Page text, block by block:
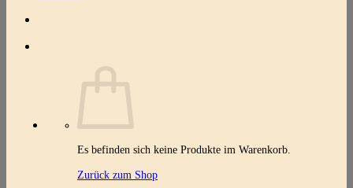
Es befinden sich keine Produkte im Warenkorb.
Zurück zum Shop